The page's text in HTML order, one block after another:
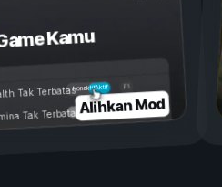
Kamu
Aktif
Nonaktif
Tak Terbatas
Tak TerbatasAlihkan Mod